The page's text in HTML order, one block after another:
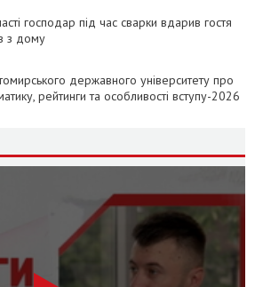
господар під час сварки вдарив гостя
з дому
державного університету про
рейтинги та особливості вступу-2026